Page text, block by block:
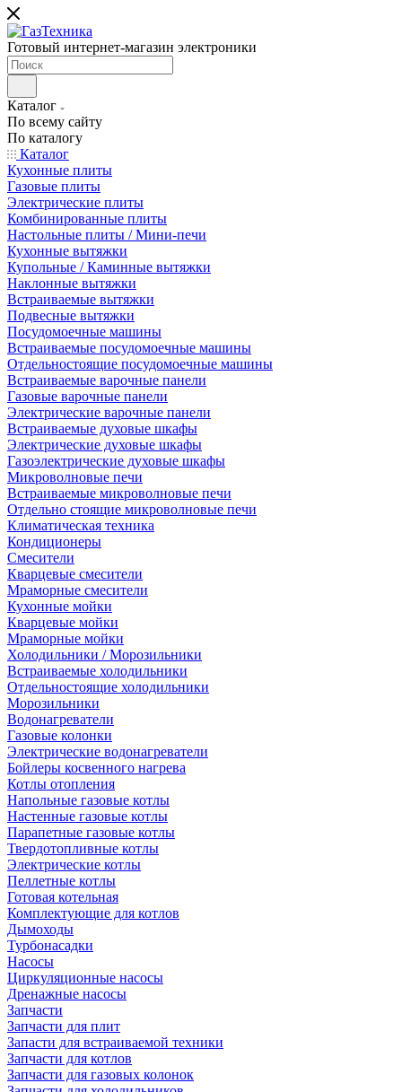
Готовый интернет-магазин электроники
Каталог
По всему сайту
По каталогу
Каталог
Кухонные плиты
Газовые плиты
Электрические плиты
Комбинированные плиты
Настольные плиты / Мини-печи
Кухонные вытяжки
Купольные / Каминные вытяжки
Наклонные вытяжки
Встраиваемые вытяжки
Подвесные вытяжки
Посудомоечные машины
Встраиваемые посудомоечные машины
Отдельностоящие посудомоечные машины
Встраиваемые варочные панели
Газовые варочные панели
Электрические варочные панели
Встраиваемые духовые шкафы
Электрические духовые шкафы
Газоэлектрические духовые шкафы
Микроволновые печи
Встраиваемые микроволновые печи
Отдельно стоящие микроволновые печи
Климатическая техника
Кондиционеры
Смесители
Кварцевые смесители
Мраморные смесители
Кухонные мойки
Кварцевые мойки
Мраморные мойки
Холодильники / Морозильники
Встраиваемые холодильники
Отдельностоящие холодильники
Морозильники
Водонагреватели
Газовые колонки
Электрические водонагреватели
Бойлеры косвенного нагрева
Котлы отопления
Напольные газовые котлы
Настенные газовые котлы
Парапетные газовые котлы
Твердотопливные котлы
Электрические котлы
Пеллетные котлы
Готовая котельная
Комплектующие для котлов
Дымоходы
Турбонасадки
Насосы
Циркуляционные насосы
Дренажные насосы
Запчасти
Запчасти для плит
Запасти для встраиваемой техники
Запчасти для котлов
Запчасти для газовых колонок